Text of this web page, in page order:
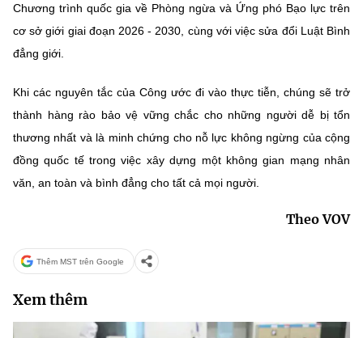
Chương trình quốc gia về Phòng ngừa và Ứng phó Bạo lực trên
cơ sở giới giai đoạn 2026 - 2030, cùng với việc sửa đổi Luật Bình
đẳng giới.
Khi các nguyên tắc của Công ước đi vào thực tiễn, chúng sẽ trở
thành hàng rào bảo vệ vững chắc cho những người dễ bị tổn
thương nhất và là minh chứng cho nỗ lực không ngừng của cộng
đồng quốc tế trong việc xây dựng một không gian mạng nhân
văn, an toàn và bình đẳng cho tất cả mọi người.
Theo VOV
Thêm MST trên Google
Xem thêm